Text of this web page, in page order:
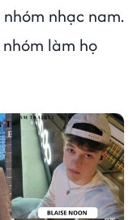
nhạc nam.
làm họ